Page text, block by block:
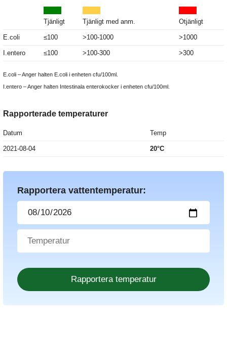
Tjänligt Tjänligt med anm. Otjänligt
E.coli ≤100 >100-1000 >1000
I.entero ≤100 >100-300 >300
E.coli – Anger halten E.coli i enheten cfu/100ml.
I.entero – Anger halten Intestinala enterokocker i enheten cfu/100ml.
Rapporterade temperaturer
Datum Temp
2021-08-04 20°C
Rapportera vattentemperatur: